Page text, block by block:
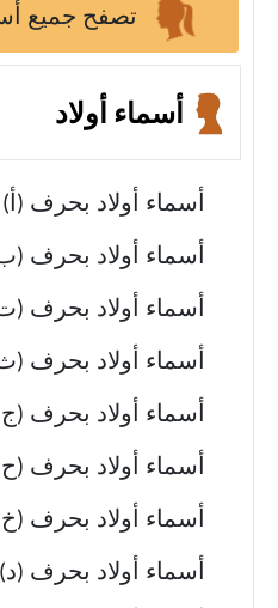
تصفح جميع
أسماء أولاد
أسماء أولاد بحرف (أ)
أسماء أولاد بحرف
أسماء أولاد بحرف
أسماء أولاد بحرف
أسماء أولاد بحرف
أسماء أولاد بحرف
أسماء أولاد بحرف
أسماء أولاد بحرف (د)